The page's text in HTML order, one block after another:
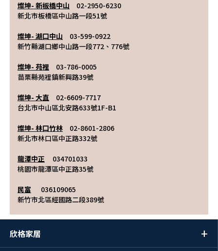
燦坤- 新板橋中山 02-2950-6230
新北市板橋區中山路一段51號
燦坤- 湖口中山 03-599-0922
新竹縣湖口鄉中山路一段772、776號
燦坤- 苑裡 03-786-0005
苗栗縣苑裡鎮新興路39號
燦坤- 大直 02-6609-7717
台北市中山區北安路633號1F-B1
燦坤- 林口竹林 02-8601-2806
新北市林口區中正路332號
桃園市龍潭區中正路35號
民富
新竹市北區經國路二段389號
欣格家居